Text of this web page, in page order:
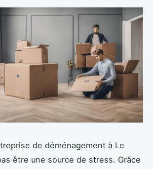
de déménagement à Le
être une source de stress. Grâce